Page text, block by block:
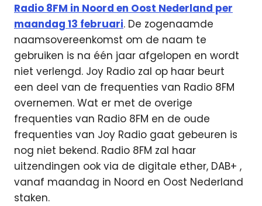
Radio 8FM in Noord en Oost Nederland per
maandag 13 februari. De zogenaamde
naamsovereenkomst om de naam te
gebruiken is na één jaar afgelopen en wordt
niet verlengd. Joy Radio zal op haar beurt
een deel van de frequenties van Radio 8FM
overnemen. Wat er met de overige
frequenties van Radio 8FM en de oude
frequenties van Joy Radio gaat gebeuren is
nog niet bekend. Radio 8FM zal haar
uitzendingen ook via de digitale ether, DAB+ ,
vanaf maandag in Noord en Oost Nederland
staken.